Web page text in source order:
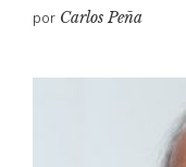
por Carlos Peña